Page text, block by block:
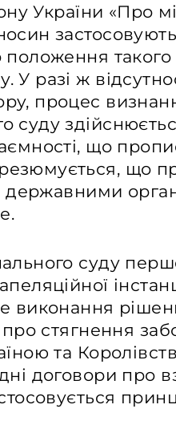
України «Про
разі ж
процес
суду
що
що
державними
суду
виконання
стягнення
та
договори про